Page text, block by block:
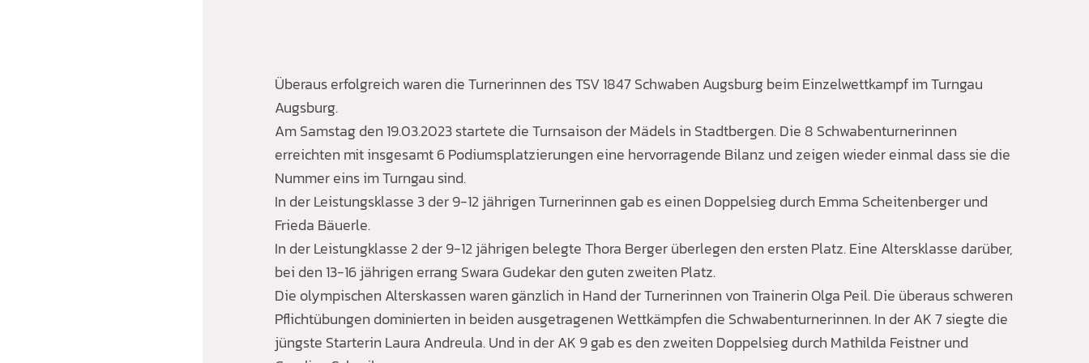
Überaus erfolgreich waren die Turnerinnen des TSV 1847 Schwaben Augsburg beim Einzelwettkampf im Turngau
Augsburg.
Am Samstag den 19.03.2023 startete die Turnsaison der Mädels in Stadtbergen. Die 8 Schwabenturnerinnen
erreichten mit insgesamt 6 Podiumsplatzierungen eine hervorragende Bilanz und zeigen wieder einmal dass sie die
Nummer eins im Turngau sind.
In der Leistungsklasse 3 der 9-12 jährigen Turnerinnen gab es einen Doppelsieg durch Emma Scheitenberger und
Frieda Bäuerle.
In der Leistungklasse 2 der 9-12 jährigen belegte Thora Berger überlegen den ersten Platz. Eine Altersklasse darüber,
bei den 13-16 jährigen errang Swara Gudekar den guten zweiten Platz.
Die olympischen Alterskassen waren gänzlich in Hand der Turnerinnen von Trainerin Olga Peil. Die überaus schweren
Pflichtübungen dominierten in beiden ausgetragenen Wettkämpfen die Schwabenturnerinnen. In der AK 7 siegte die
jüngste Starterin Laura Andreula. Und in der AK 9 gab es den zweiten Doppelsieg durch Mathilda Feistner und